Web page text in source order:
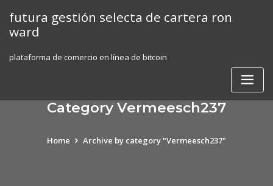
content
futura gestión selecta de cartera ron
ward
plataforma de comercio en línea de bitcoin
Category Vermeesch237
Home Archive by category "Vermeesch237"